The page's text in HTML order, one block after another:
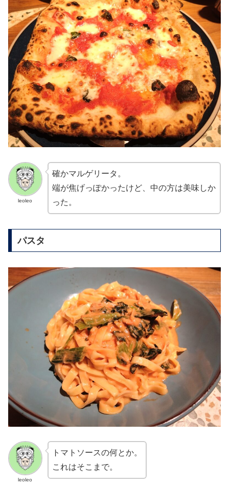
leoleo
確かマルゲリータ。
端が焦げっぽかったけど、中の方は美味しか
った。
パスタ
leoleo
トマトソースの何とか。
これはそこまで。